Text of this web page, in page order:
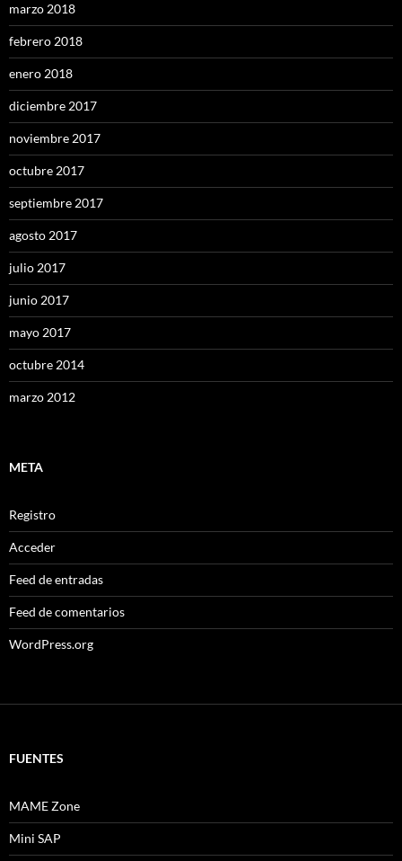
marzo 2018
febrero 2018
enero 2018
diciembre 2017
noviembre 2017
octubre 2017
septiembre 2017
agosto 2017
julio 2017
junio 2017
mayo 2017
octubre 2014
marzo 2012
META
Registro
Acceder
Feed de entradas
Feed de comentarios
WordPress.org
FUENTES
MAME Zone
Mini SAP